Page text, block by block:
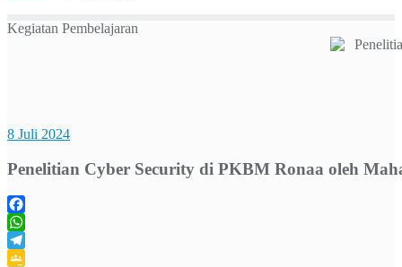
Kegiatan Pembelajaran
8 Juli 2024
Penelitian Cyber Security di PKBM Ronaa oleh
Facebook
WhatsApp
Telegram